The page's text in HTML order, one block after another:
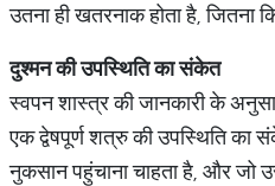
उतना ही खतरनाक होता है, जितना
दुश्मनकीउपस्थितिकासंकेत
स्वपन शास्त्र की जानकारी के
एक द्वेषपूर्ण शत्रु की उपस्थिति का
नुकसान पहुंचाना चाहता है, और जो